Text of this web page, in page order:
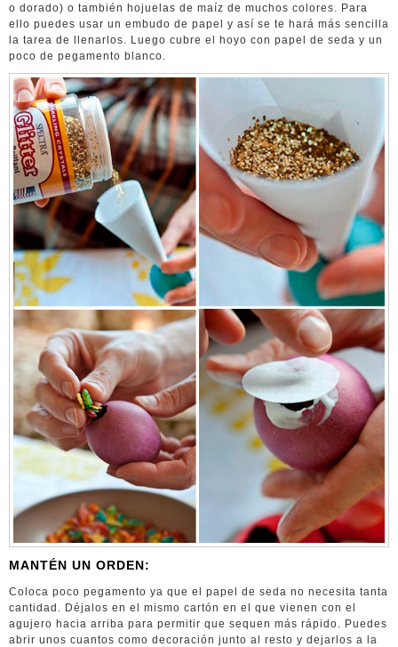
o dorado) o también hojuelas de maíz de muchos colores. Para
ello puedes usar un embudo de papel y así se te hará más sencilla
la tarea de llenarlos. Luego cubre el hoyo con papel de seda y un
poco de pegamento blanco.
MANTÉN UN ORDEN:
Coloca poco pegamento ya que el papel de seda no necesita tanta
cantidad. Déjalos en el mismo cartón en el que vienen con el
agujero hacia arriba para permitir que sequen más rápido. Puedes
abrir unos cuantos como decoración junto al resto y dejarlos a la